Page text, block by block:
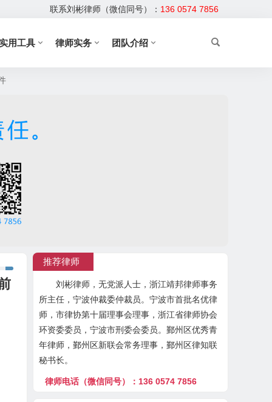
联系刘彬律师（微信同号）： 136 0574 7856
用工具 律师实务 团队介绍
推荐律师
刘彬律师，无党派人士，浙江靖邦律师事务
所主任，宁波仲裁委仲裁员。宁波市首批名优律
师，市律协第十届理事会理事，浙江省律师协会
环资委委员，宁波市刑委会委员。鄞州区优秀青
年律师，鄞州区新联会常务理事，鄞州区律知联
秘书长。
律师电话（微信同号）：136 0574 7856